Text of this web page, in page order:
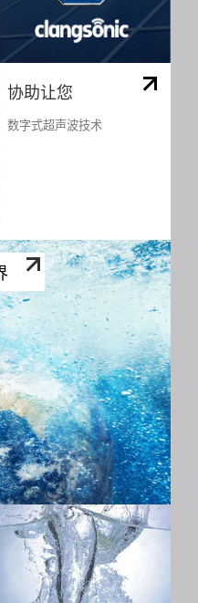
协助让您
数字式超声波技术